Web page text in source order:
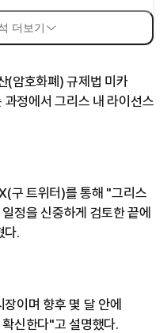
더보기
(암호화폐) 규제법 미카
정에서 그리스 내 라이선스
구 트위터)를 통해 "그리스
정을 신중하게 검토한 끝에
다.
이며 향후 몇 달 안에
신한다"고 설명했다.